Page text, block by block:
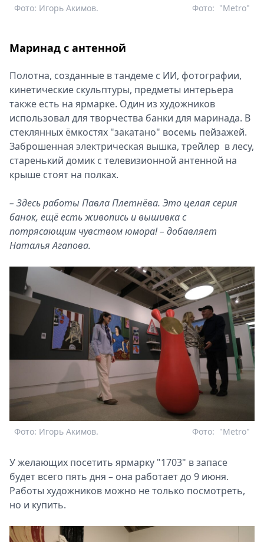
Фото: Игорь Акимов. "Metro"
Фото:
Маринад с антенной
Полотна, созданные в тандеме с ИИ, фотографии,
кинетические скульптуры, предметы интерьера
также есть на ярмарке. Один из художников
использовал для творчества банки для маринада. В
стеклянных ёмкостях "закатано" восемь пейзажей.
Заброшенная электрическая вышка, трейлер в лесу,
старенький домик с телевизионной антенной на
крыше стоят на полках.
– Здесь работы Павла Плетнёва. Это целая серия
банок, ещё есть живопись и вышивка с
потрясающим чувством юмора! – добавляет
Наталья Агапова.
Фото: Игорь Акимов. "Metro"
Фото:
У желающих посетить ярмарку "1703" в запасе
будет всего пять дня – она работает до 9 июня.
Работы художников можно не только посмотреть,
но и купить.